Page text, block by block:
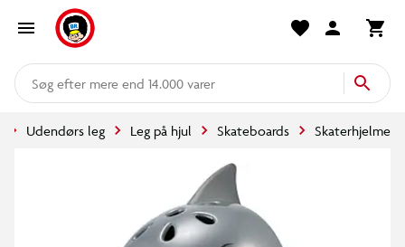
mere end 14.000 varer
Udendørs leg Leg på hjul Skateboards Skaterhjelme